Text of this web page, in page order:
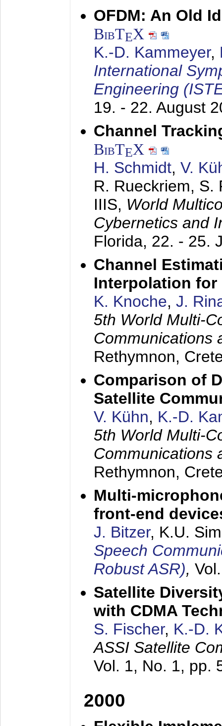
OFDM: An Old
BibTEX
K.-D. Kammeyer,
International
Engineering
19. - 22. August
Channel
BibTEX
H. Schmidt, V.
R. Rueckriem, S.
IIIS, World
Cybernetics and
Florida, 22. - 25.
Channel
Interpolation for
K. Knoche, J.
5th World Multi-
Communications
Rethymnon,
Comparison of
Satellite
V. Kühn, K.-D.
5th World Multi-
Communications
Rethymnon,
Multi-
front-end
J. Bitzer, K.U.
Speech
Robust ASR),
Satellite
with CDMA
S. Fischer, K.-D.
ASSI Satellite
Vol. 1, No. 1, pp.
2000